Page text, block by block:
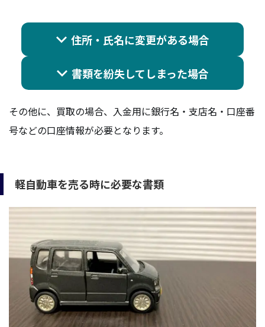
住所・氏名に変更がある場合
書類を紛失してしまった場合
その他に、買取の場合、入金用に銀行名・支店名・口座番
号などの口座情報が必要となります。
軽自動車を売る時に必要な書類